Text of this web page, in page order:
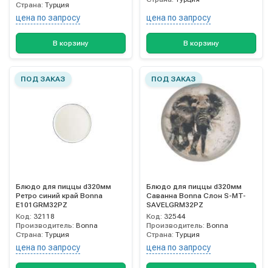
Страна: Турция
цена по запросу
В корзину
цена по запросу
В корзину
ПОД ЗАКАЗ
Блюдо для пиццы d320мм
Ретро синий край Bonna
E101GRM32PZ
Код: 32118
Производитель: Bonna
Страна: Турция
цена по запросу
ПОД ЗАКАЗ
Блюдо для пиццы d320мм
Саванна Bonna Слон S-MT-
SAVELGRM32PZ
Код: 32544
Производитель: Bonna
Страна: Турция
цена по запросу